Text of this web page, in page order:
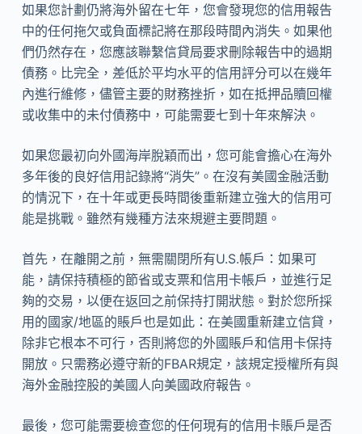
如果您計劃仍將海外留在七年，您會發現您的信用報告
中的任何拖欠或負面標記將在那段時間內消失。如果他
們仍然存在，您應該聯繫信貸局要求刪除報告中的過期
債務。比完全，差低於平均水平的信用評分可以在幾年
內進行維修，儘管主要的財務挫折，如在抵押品贖回權
或收集中的未付債務中，可能需要七到十年來解決。
如果您最初向外國海岸脫穎而出，您可能會擔心在海外
多年後的良好信用記錄將“消失”。在沒有美國金融活動
的情況下，在十年或更長時間後重新建立強大的信用可
能是挑戰。雖然有幾種方法來規避主要問題。
首先，在離開之前，無需關閉所有U.S.帳戶：如果可
能，請保持積極的節省或支票和信用卡帳戶，並進行足
夠的交易，以便在返回之前保持打開狀態。對於您所採
用的國家/地區的賬戶也是如此：在美國重新建立信貸，
除非它根本不可行，否則將您的外國賬戶和信用卡保持
開放。只需務必遵守新的FBAR規定，該規定授權所有與
海外金融控股的美國人向美國政府報告​​。
最後，您可能需要檢查您的任何現有的信用卡賬戶是否